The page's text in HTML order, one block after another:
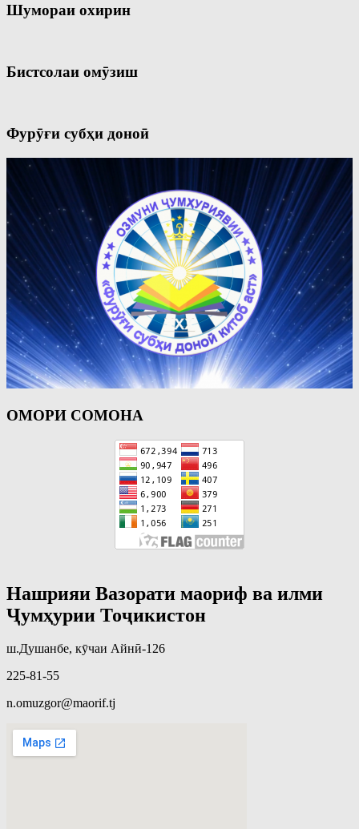
Шумораи охирин
Бистсолаи омӯзиш
Фурӯғи субҳи доноӣ
ОМОРИ СОМОНА
Нашрияи Вазорати маориф ва илми
Ҷумҳурии Тоҷикистон
ш.Душанбе, кӯчаи Айнӣ-126
225-81-55
n.omuzgor@maorif.tj